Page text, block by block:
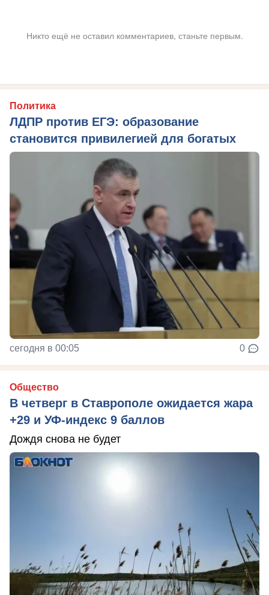
Никто ещё не оставил комментариев, станьте первым.
Политика
ЛДПР против ЕГЭ: образование
становится привилегией для богатых
сегодня в 00:05 0
Общество
В четверг в Ставрополе ожидается жара
+29 и УФ-индекс 9 баллов
Дождя снова не будет